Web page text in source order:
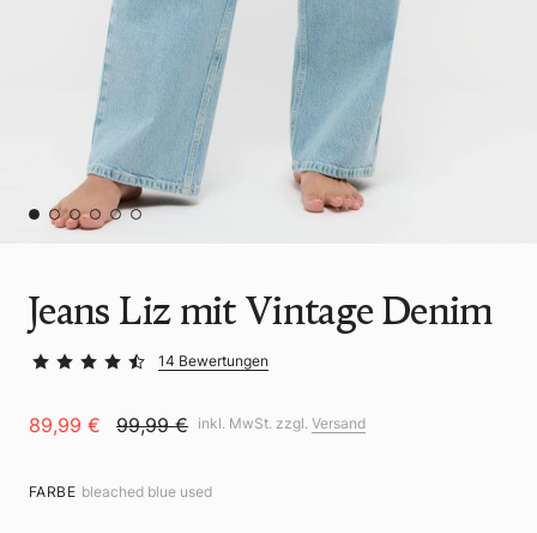
Jeans Liz mit Vintage Denim
14 Bewertungen
89,99 € 99,99 € inkl. MwSt. zzgl. Versand
FARBE bleached blue used